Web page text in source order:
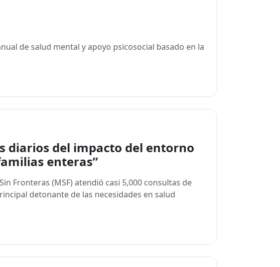
de salud mental y apoyo psicosocial basado en la
diarios del impacto del entorno
enteras”
Fronteras (MSF) atendió casi 5,000 consultas de
detonante de las necesidades en salud